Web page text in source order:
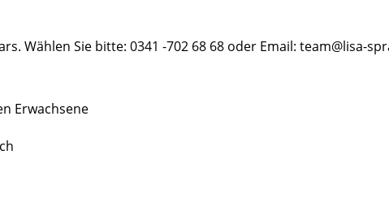
Wählen Sie bitte: 0341 -702 68 68 oder Email: team@lisa-
Erwachsene